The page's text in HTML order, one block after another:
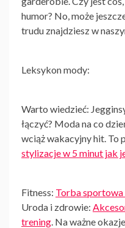
humor? No, może
trudu znajdziesz w
Leksykon mody:
Warto wiedzieć:
łączyć? Moda na co
wciąż wakacyjny hit. To
stylizacje w 5 minut jak
Fitness: Torba sportowa
Uroda i zdrowie:
trening. Na ważne